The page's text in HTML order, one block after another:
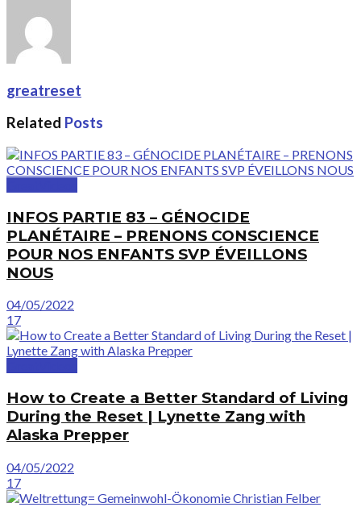
greatreset
Related Posts
INFOS PARTIE 83 – GÉNOCIDE
PLANÉTAIRE – PRENONS CONSCIENCE
POUR NOS ENFANTS SVP ÉVEILLONS
NOUS
04/05/2022
17
How to Create a Better Standard of Living
During the Reset | Lynette Zang with
Alaska Prepper
04/05/2022
17